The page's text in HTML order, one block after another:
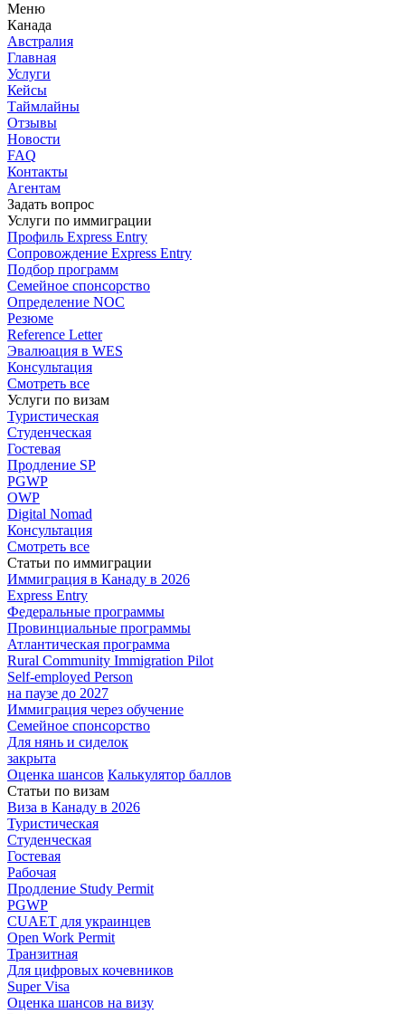
Меню
Канада
Австралия
Главная
Услуги
Кейсы
Таймлайны
Отзывы
Новости
FAQ
Контакты
Агентам
Задать вопрос
Услуги по иммиграции
Профиль Express Entry
Сопровождение Express Entry
Подбор программ
Семейное спонсорство
Определение NOC
Резюме
Reference Letter
Эвалюация в WES
Консультация
Смотреть все
Услуги по визам
Туристическая
Студенческая
Гостевая
Продление SP
PGWP
OWP
Digital Nomad
Консультация
Смотреть все
Статьи по иммиграции
Иммиграция в Канаду в 2026
Express Entry
Федеральные программы
Провинциальные программы
Атлантическая программа
Rural Community Immigration Pilot
Self-employed Person
на паузе до 2027
Иммиграция через обучение
Семейное спонсорство
Для нянь и сиделок
закрыта
Оценка шансов Калькулятор баллов
Статьи по визам
Виза в Канаду в 2026
Туристическая
Студенческая
Гостевая
Рабочая
Продление Study Permit
PGWP
CUAET для украинцев
Open Work Permit
Транзитная
Для цифровых кочевников
Super Visa
Оценка шансов на визу